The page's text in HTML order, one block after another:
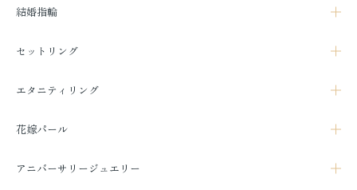
結婚指輪
セットリング
エタニティリング
花嫁パール
アニバーサリージュエリー